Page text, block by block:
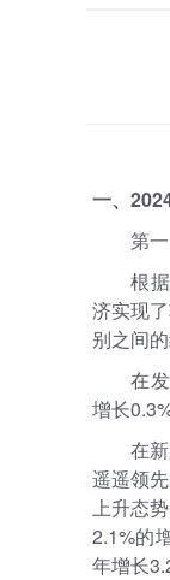
一、
第
根
济实现
别之间
在
增长
在
遥遥领
上升态
2.1%的
年增长